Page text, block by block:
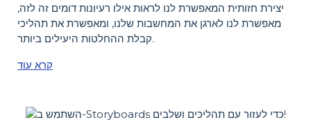
יצירת חזותית המאפשרת לנו לראות אילו רעיונות דומים זה לזה,
מאפשרת לנו לארגן את המחשבות שלנו, ומאפשרת את תהליכי
קבלת ההחלטות היעילים ביותר.
קרא עוד